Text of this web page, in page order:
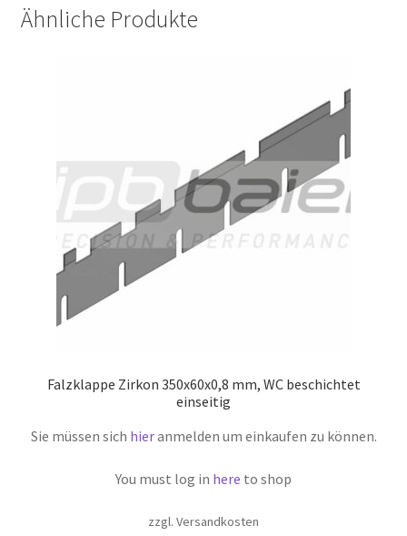
Ähnliche Produkte
Falzklappe Zirkon 350x60x0,8 mm, WC beschichtet
einseitig
Sie müssen sich hieranmelden um einkaufen zu können.
You must log in here to shop
zzgl. Versandkosten